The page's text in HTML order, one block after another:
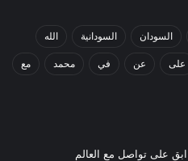
السودان السودانية الله
على عن في محمد مع
على تواصل مع العالم